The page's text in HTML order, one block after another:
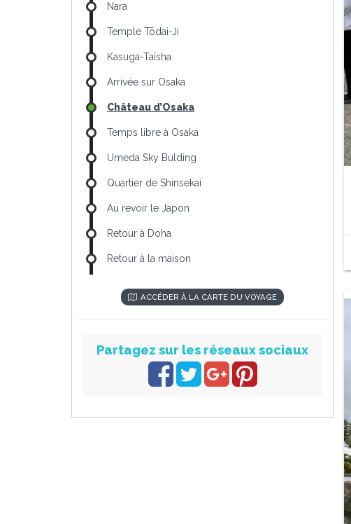
Nara
Temple Tōdai-Ji
Kasuga-Taïsha
Arrivée sur Osaka
Château d’Osaka
Temps libre à Osaka
Umeda Sky Bulding
Quartier de Shinsekai
Au revoir le Japon
Retour à Doha
Retour à la maison
ACCÉDER À LA CARTE DU VOYAGE
Partagez sur les réseaux sociaux